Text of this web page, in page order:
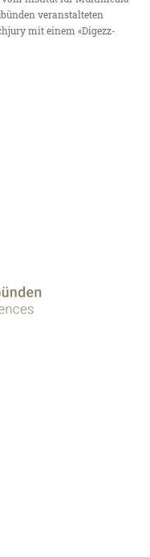
veranstalteten
mit einem «Digezz-